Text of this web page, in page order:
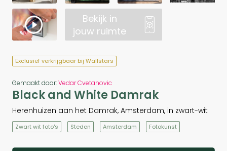
Bekijk in
jouw ruimte
Exclusief verkrijgbaar bij Wallstars
Gemaakt door:Vedar Cvetanovic
Black and White Damrak
Herenhuizen aan het Damrak, Amsterdam, in zwart-wit
Zwart wit foto's Steden Amsterdam Fotokunst